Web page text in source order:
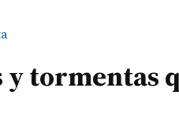
tormentas